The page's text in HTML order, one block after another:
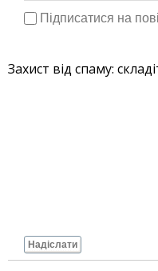
Підписатися на
Захист від спаму:
Надіслати